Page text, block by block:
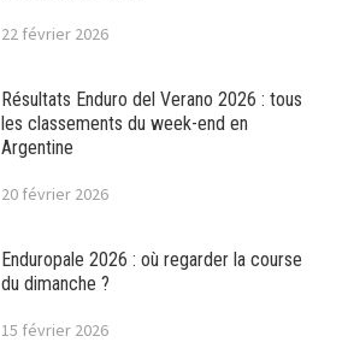
22 février 2026
Résultats Enduro del Verano 2026 : tous
les classements du week-end en
Argentine
20 février 2026
Enduropale 2026 : où regarder la course
du dimanche ?
15 février 2026